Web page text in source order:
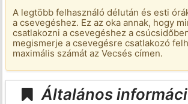
A legtöbb felhasználó délután és esti
a csevegéshez. Ez az oka annak, hogy
csatlakozni a csevegéshez a
megismerje a csevegésre csatlakozó
maximális számát az Vecsés címen.
Általános